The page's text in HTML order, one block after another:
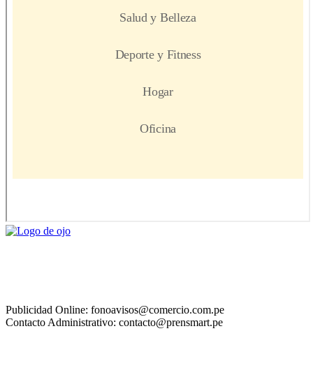
Publicidad Online: fonoavisos@comercio.com.pe
Contacto Administrativo: contacto@prensmart.pe